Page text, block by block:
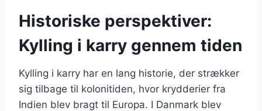
Historiske perspektiver:
Kylling i karry gennem tiden
Kylling i karry har en lang historie, der strækker
sig tilbage til kolonitiden, hvor krydderier fra
Indien blev bragt til Europa. I Danmark blev